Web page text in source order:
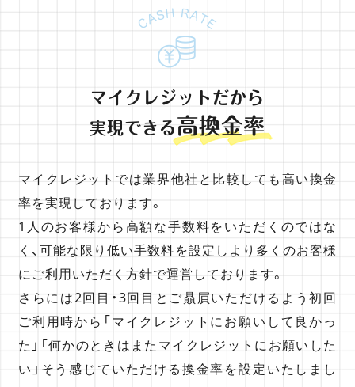
マイクレジットだから
実現できる高換金率
マイクレジットでは業界他社と比較しても高い換金
率を実現しております。
1人のお客様から高額な手数料をいただくのではな
く、可能な限り低い手数料を設定しより多くのお客様
にご利用いただく方針で運営しております。
さらには2回目・3回目とご贔屓いただけるよう初回
ご利用時から「マイクレジットにお願いして良かっ
た」「何かのときはまたマイクレジットにお願いした
い」そう感じていただける換金率を設定いたしまし